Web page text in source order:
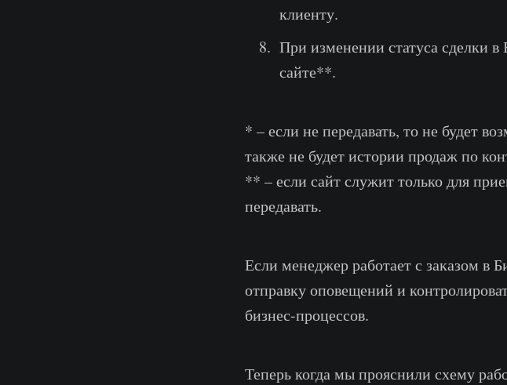
клиенту.
При изменении статуса сделки в
сайте**.
* – если не передавать, то не будет
также не будет истории продаж по
** – если сайт служит только для
передавать.
Если менеджер работает с заказом в
отправку оповещений и
бизнес-процессов.
Теперь когда мы прояснили схему